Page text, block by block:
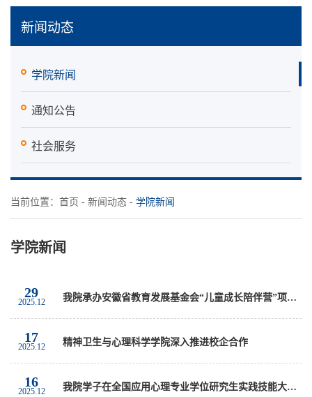
新闻动态
学院新闻
通知公告
社会服务
当前位置： 首页 - 新闻动态 - 学院新闻
学院新闻
29
2025.12 我院承办安徽省教育发展基金会“儿童成长陪伴营”项目阶段总结交流会
17
2025.12 精神卫生与心理科学学院深入推进校企合作
16
2025.12 我院学子在全国应用心理专业学位研究生实践技能大赛中创佳绩